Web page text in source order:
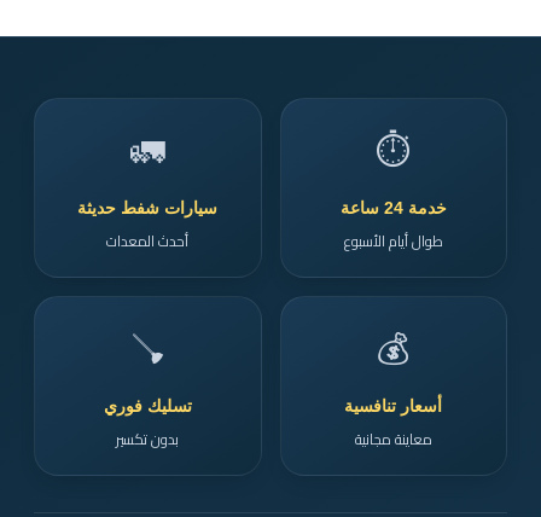
⏱️
خدمة 24 ساعة
طوال أيام الأسبوع
🚛
سيارات شفط حديثة
أحدث المعدات
💰
أسعار تنافسية
معاينة مجانية
🪠
تسليك فوري
بدون تكسير